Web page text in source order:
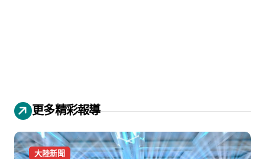
更多精彩報導
大陸新聞